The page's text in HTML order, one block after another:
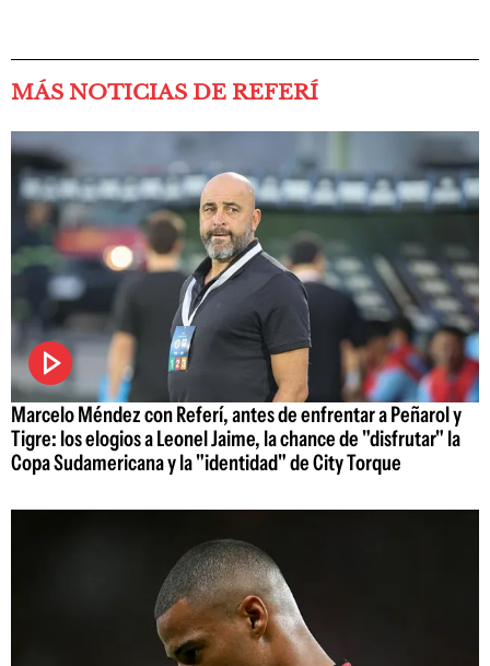
MÁS NOTICIAS DE REFERÍ
Marcelo Méndez con Referí, antes de enfrentar a Peñarol y
Tigre: los elogios a Leonel Jaime, la chance de "disfrutar" la
Copa Sudamericana y la "identidad" de City Torque